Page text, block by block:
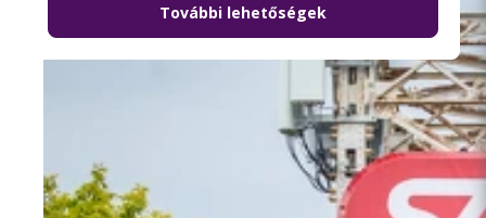
További lehetőségek